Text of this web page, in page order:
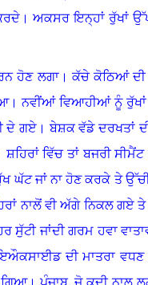
। ਅਕਸਰ ਇਨ੍ਹਾਂ ਰੁੱਖਾਂ
ਹੋਣ ਲਗਾ।ਕੱਚੇ ਕੋਠਿਆਂ
। ਨਵੀਂਆਂ ਵਿਆਹੀਆਂ ਨੂੰ
ਦੇ ਗਏ ।ਬੇਸ਼ਕ ਵੱਡੇ ਦਰਖਤਾਂ
ਸ਼ਹਿਰਾਂ ਵਿੱਚ ਤਾਂ ਬਜਰੀ
ਘੱਟ ਜਾਂ ਨਾ ਹੋਣ ਕਰਕੇ ਤੇ
ਨਾਲੋਂ ਵੀ ਅੱਗੇ ਨਿਕਲ
ਸੁੱਟੀ ਜਾਂਦੀ ਗਰਮ ਹਵਾ
ਦੀ ਮਾਤਰਾ
ਗਿਆ।ਪੰਜਾਬ, ਜੋ ਕਦੀ ਨਾਲ